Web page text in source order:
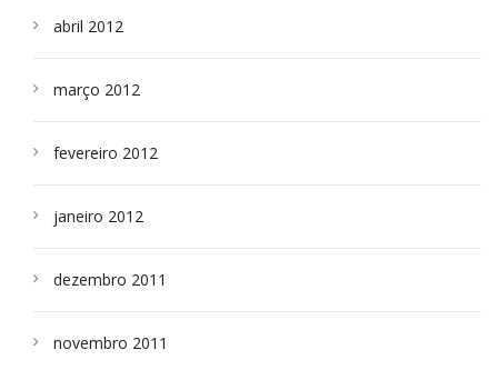
abril 2012
março 2012
fevereiro 2012
janeiro 2012
dezembro 2011
novembro 2011